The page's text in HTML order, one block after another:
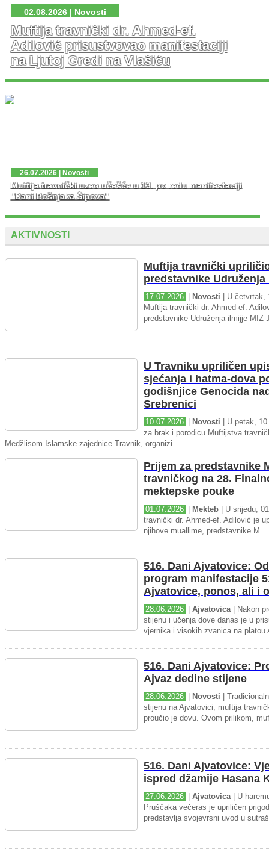
02.08.2026 | Novosti
Muftija travnički dr. Ahmed-ef.
Adilović prisustvovao manifestaciji
na Ljutoj Gredi na Vlašiću
U nedjelju, 02. 08. 2026. god. na platou Ljute Grede i
spomen obilježja Zlatni Ljiljan – general Mehmed Alagić
održana je manifestacija Dani pobjede – Dani ponosa,
26.07.2026 | Novosti
Muftija travnički uzeo učešće u 13. po redu manifestaciji
"Dani Bošnjaka Šipova"
AKTIVNOSTI
Muftija travnički
predstavnike
17.07.2026 Novosti | U četvrtak,
Muftija travnički dr. Ahmed-ef.
predstavnike Udruženja ilmijje MIZ
U Travniku upriličen
sjećanja i hatma-dova
godišnjice Genocida
Srebrenici
10.07.2026 Novosti | U petak,
za brak i porodicu Muftijstva
Medžlisom Islamske zajednice Travnik, organizi...
Prijem za predstavnike
travničkog na 28.
mektepske pouke
01.07.2026 Mekteb | U srijedu,
travnički dr. Ahmed-ef. Adilović je
njihove muallime, predstavnike M...
516. Dani Ajvatovice:
program manifestacije
Ajvatovice, ponos, ali i
28.06.2026 Ajvatovica| Nakon
stijenu i učenja dove danas je u
vjernika i visokih zvanica na platou
516. Dani Ajvatovice:
Ajvaz dedine stijene
28.06.2026 Novosti |
stijenu na Ajvatovici, muftija
proučio je dovu. Ovom prilikom,
516. Dani Ajvatovice:
ispred džamije Hasana
27.06.2026 Ajvatovica| U
Pruščaka večeras je upriličen
predstavlja svojevrsni uvod u